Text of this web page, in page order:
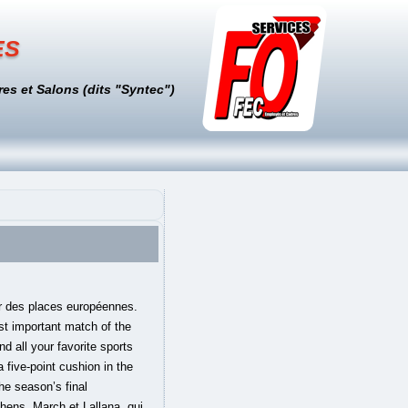
et Salons (dits "Syntec")
et Thiago Silva. A ce titre, « Bénin Web Tv » se veut être une télévision 100 % en ligne au service de la communauté numérique béninoise, africaine et mondiale. Don’t get too excited about the possibility of Kane playing, though. Deux ans après sa création, elle a su donc s’imposer dans l’arène numérique béninoise en devenant depuis peu, la première plateforme numérique béninoise la mieux visitée au Monde.Ce site Web utilise des cookies pour améliorer votre expérience. AFP,CR7 buteur et victoire : dÃ©buts rÃ©ussis pour Pirlo Ã la Juve,Le Real Madrid fait match nul pour sa reprise,Victoire de prestige de Liverpool contre Chelsea,Le Bayern Munich roule dÃ©jÃ sur la Bundesliga,Mourinho explique la dÃ©cision de sortir Ndombele Ã la mi-temps,Invraisemblables stats d'Harry Kane face Ã Southampton,"J'ai beaucoup parlÃ© de Tottenham avec Bale",Mercato du PSG en direct : Rumeurs et transferts,Les dÃ©tails de l'offre de l'AtlÃ©tico Madrid Ã Luis SuÃ¡rez,Le BarÃ§a l'emporte sur la plus petite des marges,Toutes les rumeurs de transferts du mercato de l'OM,Les compos probables du match de Premier League entre Chelsea et Liverpool,Les compos probables du match de Liga entre la Real Sociedad et le Real Madrid,OFFICIEL : Gonzalo Higuain n'est plus un joueur de la Juve,Officiel : Thiago Alcantara dÃ©barque Ã Liverpool,Accord entre Jules KoundÃ© et Manchester City,Chelsea et le PSG nÃ©gocient pour Bakayoko,Copyright © 2014-20 Besoccer.com, Live Scores. Par contre, Tottenham ne pourra pas faire avec Dele Alli, suspendu.De son côté, Manchester United marche sur les eaux en championnat. Les Spurs restent sur six défaites consécutives et doivent gagner ce soir pour arrêter la saignée. Huitième au classement, Tottenham reçoit, ce vendredi, au Hart Lane stadium, Manchester United pour le compte de la 30è journée de Premier League. The long-awaited battl